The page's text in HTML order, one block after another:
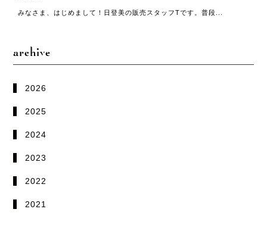
みなさま、はじめまして！日登美の販売スタッフTです。普段...
archive
2026
2025
2024
2023
2022
2021